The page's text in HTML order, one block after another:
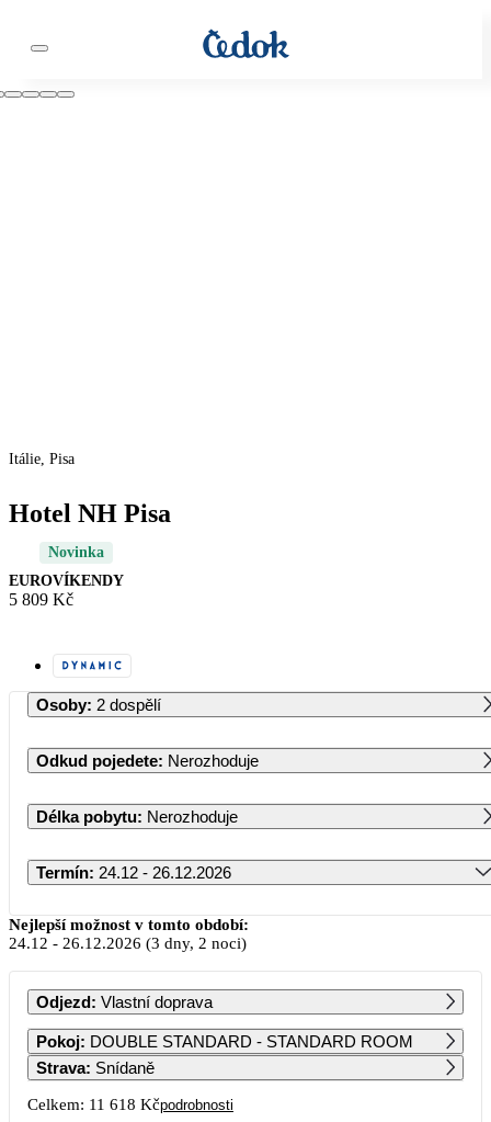
Itálie, Pisa
Hotel NH Pisa
Novinka
EUROVÍKENDY
5 809 Kč
Osoby: 2 dospělí
Odkud pojedete: Nerozhoduje
Délka pobytu: Nerozhoduje
Termín: 24.12 - 26.12.2026
Prosinec 2026
PO ÚT ST ČT PÁ SO NE
1
5 969
2
8 199
3
8 199
4
5 969
5
5 969
6
5 969
7
5 969
8
5 969
9
5 969
10 11 12 13
Nejlepší možnost v tomto období:
24.12 - 26.12.2026 (3 dny, 2 noci)
Odjezd: Vlastní doprava
Pokoj: DOUBLE STANDARD - STANDARD ROOM
Strava: Snídaně
Celkem: 11 618 Kčpodrobnosti